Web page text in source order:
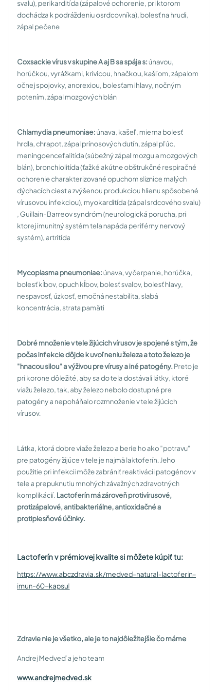
svalu), perikarditída (zápalové ochorenie, pri ktorom
dochádza k podráždeniu osrdcovníka), bolesť na hrudi,
zápal pečene
Coxsackie vírus v skupine A aj B sa spája s: únavou,
horúčkou, vyrážkami, krivicou, hnačkou, kašľom, zápalom
očnej spojovky, anorexiou, bolesťami hlavy, nočným
potením, zápal mozgových blán
Chlamydia pneumoniae: únava, kašeľ, mierna bolesť
hrdla, chrapot, zápal prínosových dutín, zápal pľúc,
meningoencefalitída (súbežný zápal mozgu a mozgových
blán), bronchiolitída (ťažké akútne obštrukčné respiračné
ochorenie charakterizované opuchom sliznice malých
dýchacích ciest a zvýšenou produkciou hlienu spôsobené
vírusovou infekciou), myokarditída (zápal srdcového svalu)
, Guillain-Barreov syndróm (neurologická porucha, pri
ktorej imunitný systém tela napáda periférny nervový
systém), artritída
Mycoplasma pneumoniae: únava, vyčerpanie, horúčka,
bolesť kĺbov, opuch kĺbov, bolesť svalov, bolesť hlavy,
nespavosť, úzkosť, emočná nestabilita, slabá
koncentrácia, strata pamäti
Dobré množenie v tele žijúcich vírusov je spojené s tým, že
počas infekcie dôjde k uvoľneniu železa a toto železo je
"hnacou silou" a výživou pre vírusy a iné patogény. Preto je
pri korone dôležité, aby sa do tela dostávali látky, ktoré
viažu železo, tak, aby železo nebolo dostupné pre
patogény a nepoháňalo rozmnoženie v tele žijúcich
vírusov.
Látka, ktorá dobre viaže železo a berie ho ako "potravu"
pre patogény žijúce v tele je najmä laktoferín. Jeho
použitie pri infekcii môže zabrániť reaktivácii patogénov v
tele a prepuknutiu mnohých závažných zdravotných
komplikácií. Lactoferín má zároveň protivírusové,
protizápalové, antibakteriálne, antioxidačné a
protiplesňové účinky.
Lactoferín v prémiovej kvalite si môžete kúpiť tu:
https://www.abczdravia.sk/medved-natural-lactoferin-
imun-60-kapsul
Zdravie nie je všetko, ale je to najdôležitejšie čo máme
Andrej Medveď a jeho team
www.andrejmedved.sk